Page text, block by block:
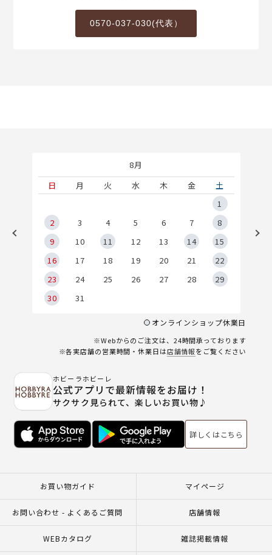
0570-037-030(代表）
8月
日
月 火 水 木 金
土
1
2
3 4 5 6 7
8
9
10 11 12 13 14
15
16
17 18 19 20 21
22
23
24 25 26 27 28
29
30
31
オンラインショップ休業日
※Webからのご注文は、24時間承っております
※各実店舗の営業時間・休業日は店舗情報をご覧ください
ホビーラホビーレ
公式アプリで最新情報をお届け！
サクサク見られて、楽しいお買い物♪
詳しくはこちら
お買い物ガイド マイページ
お問い合わせ - よくあるご質問 店舗情報
WEBカタログ 雑誌掲載情報